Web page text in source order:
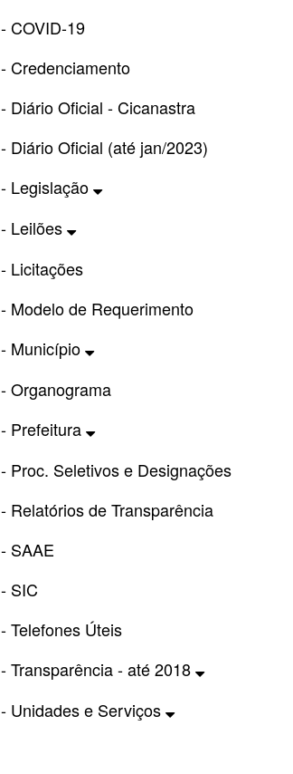
- COVID-19
- Credenciamento
- Diário Oficial - Cicanastra
- Diário Oficial (até jan/2023)
- Legislação
- Leilões
- Licitações
- Modelo de Requerimento
- Município
- Organograma
- Prefeitura
- Proc. Seletivos e Designações
- Relatórios de Transparência
- SAAE
- SIC
- Telefones Úteis
- Transparência - até 2018
- Unidades e Serviços